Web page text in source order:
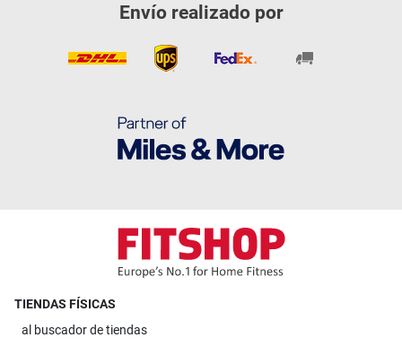
Envío realizado por
TIENDAS FÍSICAS
al buscador de tiendas